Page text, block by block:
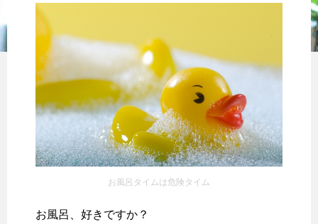
お風呂タイムは危険タイム
お風呂、好きですか？